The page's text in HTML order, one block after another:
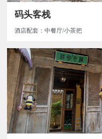
码头客栈
酒店配套：中餐厅/小茶把